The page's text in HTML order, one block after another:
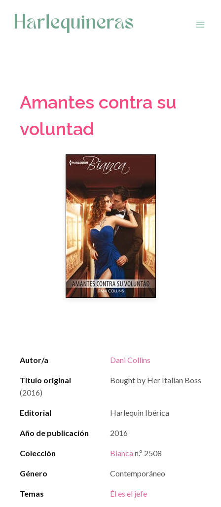
contenido
Amantes contra su
voluntad
Autor/a Dani Collins
Título original
Bought by Her Italian Boss
(2016)
Editorial Harlequin Ibérica
Año de publicación 2016
Colección Bianca n.º 2508
Género Contemporáneo
Temas Él es el jefe